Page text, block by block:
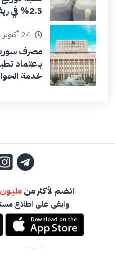
2.5% في ريف دمشق
24 أكتوبر, 2024 - 01:22 م
مصرف
باعتماد
خدمة
انضم لأكثر منمليون
وابقى على اطلاع
سياسة